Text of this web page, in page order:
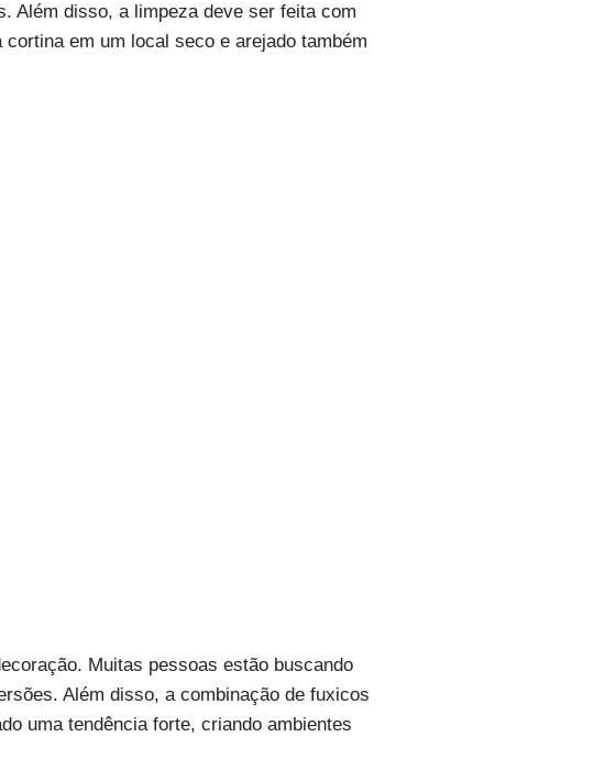
Além disso, a limpeza deve ser feita com
em um local seco e arejado também
Muitas pessoas estão buscando
Além disso, a combinação de fuxicos
uma tendência forte, criando ambientes